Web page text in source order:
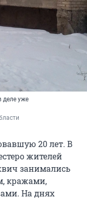
деле уже
20 лет. В
жителей
занимались
кражами,
На днях